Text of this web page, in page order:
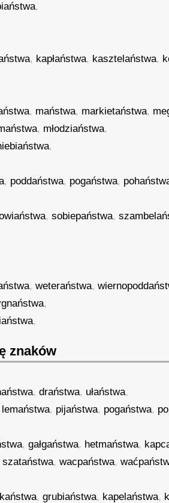
,
, kapłaństwa, kasztelaństwa,
, maństwa, markietaństwa,
, młodziaństwa,
,
, poddaństwa, pogaństwa,
,sobiepaństwa,
,weteraństwa,
,
,
znaków
,draństwa, ułaństwa,
lemaństwa, pijaństwa, pogaństwa,
,gałgaństwa, hetmaństwa,
szataństwa,wacpaństwa,
,grubiaństwa, kapelaństwa,